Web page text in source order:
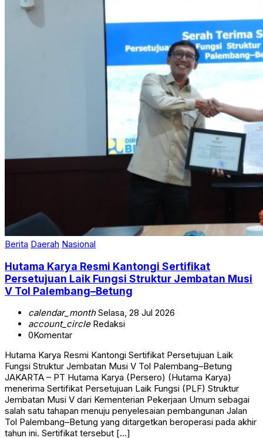
Berita Daerah Nasional
Hutama Karya Resmi Kantongi Sertifikat
Persetujuan Laik Fungsi Struktur Jembatan Musi
V Tol Palembang–Betung
calendar_monthSelasa, 28 Jul 2026
account_circleRedaksi
0Komentar
Hutama Karya Resmi Kantongi Sertifikat Persetujuan Laik
Fungsi Struktur Jembatan Musi V Tol Palembang–Betung
JAKARTA – PT Hutama Karya (Persero) (Hutama Karya)
menerima Sertifikat Persetujuan Laik Fungsi (PLF) Struktur
Jembatan Musi V dari Kementerian Pekerjaan Umum sebagai
salah satu tahapan menuju penyelesaian pembangunan Jalan
Tol Palembang–Betung yang ditargetkan beroperasi pada akhir
tahun ini. Sertifikat tersebut […]